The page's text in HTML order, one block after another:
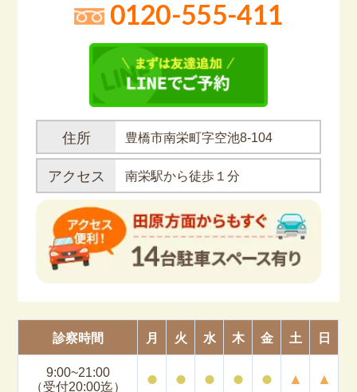
0120-555-411
住所 豊橋市南栄町字空池8-104
アクセス 南栄駅から徒歩１分
診察時間 月 火 水 木 金 土 日
9:00~21:00
（受付20:00迄）
⚫︎ ⚫︎ ⚫︎ ⚫︎ ⚫︎ ▲ ▲